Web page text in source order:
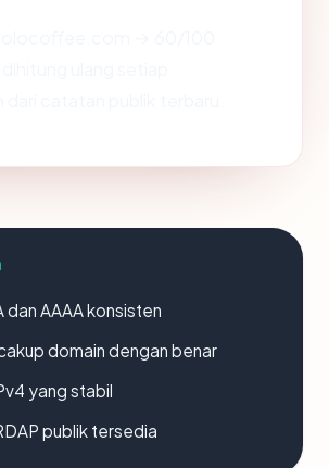
dan AAAA konsisten
domain dengan benar
yang stabil
publik tersedia